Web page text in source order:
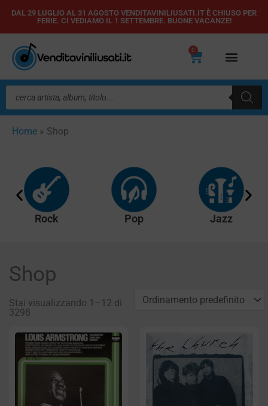
Vai
contenuto
DAL 29 LUGLIO AL 31 AGOSTO VENDITAVINILIUSATI.IT È CHIUSO PER
FERIE. CI VEDIAMO IL 1 SETTEMBRE. BUONE VACANZE!
0
Carrello
Ricerca
prodotti
Home » Shop
Rock Pop Jazz
Shop
Stai visualizzando 1–12 di
3298
PaginaPagina